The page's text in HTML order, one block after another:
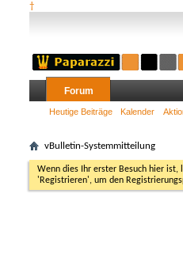
†
Forum
Heutige Beiträge Kalender
vBulletin-Systemmitteilung
Wenn dies Ihr erster Besuch hier ist,
'Registrieren', um den